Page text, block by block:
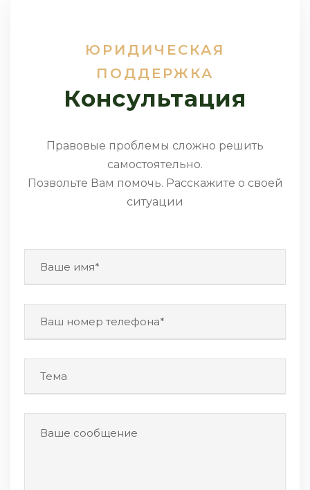
ЮРИДИЧЕСКАЯ
ПОДДЕРЖКА
Консультация
Правовые проблемы сложно решить
самостоятельно.
Позвольте Вам помочь. Расскажите о своей
ситуации